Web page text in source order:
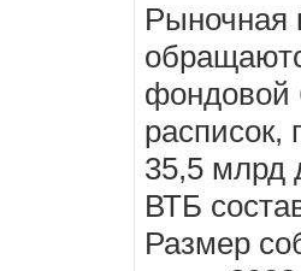
Рыночная
фондовой
расписок,
35,5 млрд
ВТБ
Размер